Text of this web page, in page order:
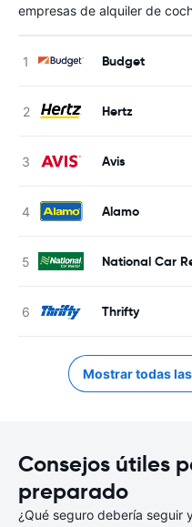
empresas de alquiler de
Budget
Hertz
Avis
Alamo
National Car
Thrifty
Mostrar todas
Consejos útiles
preparado
¿Qué seguro debería seguir